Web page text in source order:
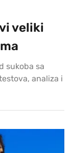
veliki
sukoba sa
analiza i